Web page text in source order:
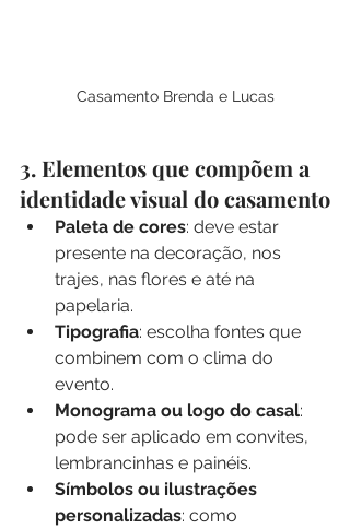
Casamento Brenda e Lucas
3. Elementos que compõem a
identidade visual do casamento
Paleta de cores: deve estar
presente na decoração, nos
trajes, nas flores e até na
papelaria.
Tipografia: escolha fontes que
combinem com o clima do
evento.
Monograma ou logo do casal:
pode ser aplicado em convites,
lembrancinhas e painéis.
Símbolos ou ilustrações
personalizadas: como